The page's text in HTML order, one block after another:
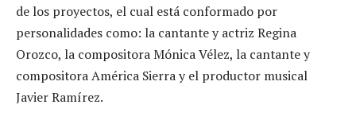
de los proyectos, el cual está conformado por
personalidades como: la cantante y actriz Regina
Orozco, la compositora Mónica Vélez, la cantante y
compositora América Sierra y el productor musical
Javier Ramírez.